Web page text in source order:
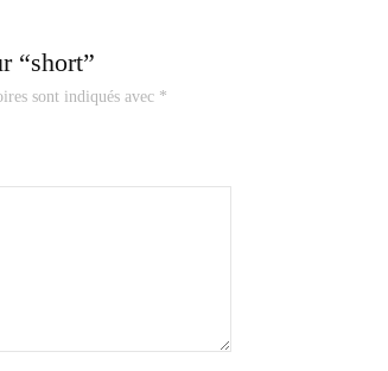
“short”
sont indiqués avec *